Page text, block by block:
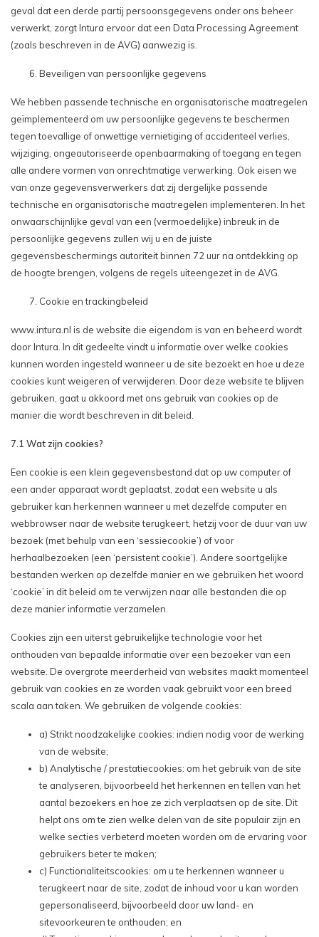
geval dat een derde partij persoonsgegevens onder ons beheer
verwerkt, zorgt Intura ervoor dat een Data Processing Agreement
(zoals beschreven in de AVG) aanwezig is.
Beveiligen van persoonlijke gegevens
We hebben passende technische en organisatorische maatregelen
geïmplementeerd om uw persoonlijke gegevens te beschermen
tegen toevallige of onwettige vernietiging of accidenteel verlies,
wijziging, ongeautoriseerde openbaarmaking of toegang en tegen
alle andere vormen van onrechtmatige verwerking. Ook eisen we
van onze gegevensverwerkers dat zij dergelijke passende
technische en organisatorische maatregelen implementeren. In het
onwaarschijnlijke geval van een (vermoedelijke) inbreuk in de
persoonlijke gegevens zullen wij u en de juiste
gegevensbeschermings autoriteit binnen 72 uur na ontdekking op
de hoogte brengen, volgens de regels uiteengezet in de AVG.
Cookie en trackingbeleid
www.intura.nl is de website die eigendom is van en beheerd wordt
door Intura. In dit gedeelte vindt u informatie over welke cookies
kunnen worden ingesteld wanneer u de site bezoekt en hoe u deze
cookies kunt weigeren of verwijderen. Door deze website te blijven
gebruiken, gaat u akkoord met ons gebruik van cookies op de
manier die wordt beschreven in dit beleid.
7.1 Wat zijn cookies?
Een cookie is een klein gegevensbestand dat op uw computer of
een ander apparaat wordt geplaatst, zodat een website u als
gebruiker kan herkennen wanneer u met dezelfde computer en
webbrowser naar de website terugkeert, hetzij voor de duur van uw
bezoek (met behulp van een ‘sessiecookie’) of voor
herhaalbezoeken (een ‘persistent cookie’). Andere soortgelijke
bestanden werken op dezelfde manier en we gebruiken het woord
‘cookie’ in dit beleid om te verwijzen naar alle bestanden die op
deze manier informatie verzamelen.
Cookies zijn een uiterst gebruikelijke technologie voor het
onthouden van bepaalde informatie over een bezoeker van een
website. De overgrote meerderheid van websites maakt momenteel
gebruik van cookies en ze worden vaak gebruikt voor een breed
scala aan taken. We gebruiken de volgende cookies:
a) Strikt noodzakelijke cookies: indien nodig voor de werking
van de website;
b) Analytische / prestatiecookies: om het gebruik van de site
te analyseren, bijvoorbeeld het herkennen en tellen van het
aantal bezoekers en hoe ze zich verplaatsen op de site. Dit
helpt ons om te zien welke delen van de site populair zijn en
welke secties verbeterd moeten worden om de ervaring voor
gebruikers beter te maken;
c) Functionaliteitscookies: om u te herkennen wanneer u
terugkeert naar de site, zodat de inhoud voor u kan worden
gepersonaliseerd, bijvoorbeeld door uw land- en
sitevoorkeuren te onthouden; en